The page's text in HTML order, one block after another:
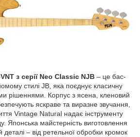
з серії Neo Classic NJB – це бас-
стилі JB, яка поєднує класичну
рішеннями. Корпус з ясена, кленовий
яскраве та виразне звучання,
Vintage Natural надає інструменту
Японська майстерність виготовлення
деталі – від ретельної обробки кромок